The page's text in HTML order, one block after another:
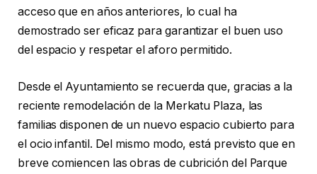
acceso que en años anteriores, lo cual ha
demostrado ser eficaz para garantizar el buen uso
del espacio y respetar el aforo permitido.
Desde el Ayuntamiento se recuerda que, gracias a la
reciente remodelación de la Merkatu Plaza, las
familias disponen de un nuevo espacio cubierto para
el ocio infantil. Del mismo modo, está previsto que en
breve comiencen las obras de cubrición del Parque